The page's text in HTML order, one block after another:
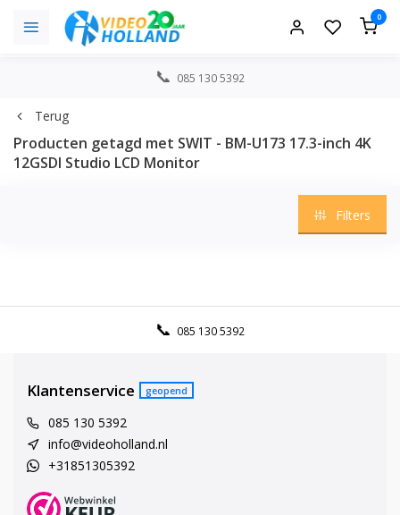
0
085 130 5392
Terug
Producten getagd met SWIT - BM-U173 17.3-inch 4K
12GSDI Studio LCD Monitor
Filters
085 130 5392
Klantenservice geopend
085 130 5392
info@videoholland.nl
+31851305392